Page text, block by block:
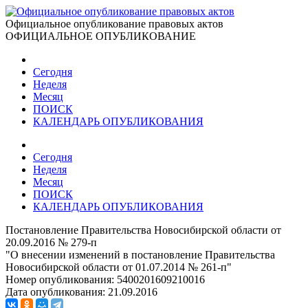
Официальное опубликование правовых актов
ОФИЦИАЛЬНОЕ ОПУБЛИКОВАНИЕ
Сегодня
Неделя
Месяц
ПОИСК
КАЛЕНДАРЬ ОПУБЛИКОВАНИЯ
Сегодня
Неделя
Месяц
ПОИСК
КАЛЕНДАРЬ ОПУБЛИКОВАНИЯ
Постановление Правительства Новосибирской области от
20.09.2016 № 279-п
"О внесении изменений в постановление Правительства
Новосибирской области от 01.07.2014 № 261-п"
Номер опубликования: 5400201609210016
Дата опубликования: 21.09.2016